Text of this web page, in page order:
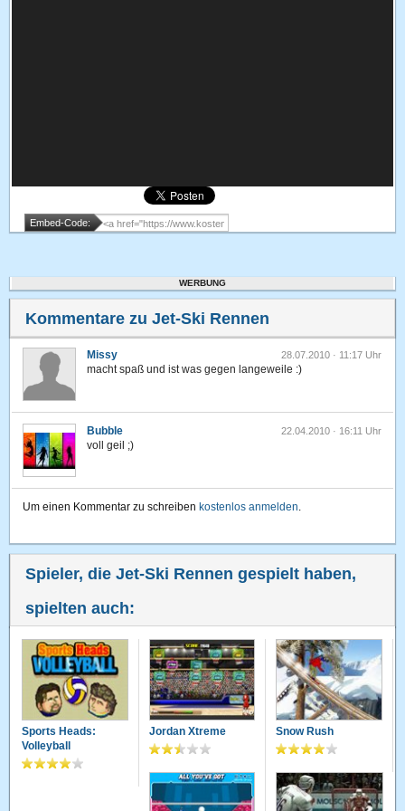
Embed-Code:
WERBUNG
Kommentare zu Jet-Ski Rennen
Missy 28.07.2010 · 11:17 Uhr
macht spaß und ist was gegen langeweile :)
Bubble 22.04.2010 · 16:11 Uhr
voll geil ;)
Um einen Kommentar zu schreiben kostenlos anmelden.
Spieler, die Jet-Ski Rennen gespielt haben,
spielten auch:
Sports Heads:
Volleyball
Jordan Xtreme Snow Rush